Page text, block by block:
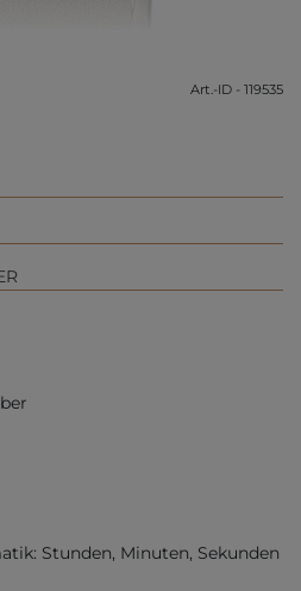
Art.-ID - 119535
Stunden, Minuten, Sekunden